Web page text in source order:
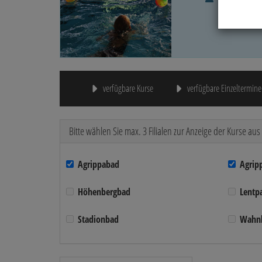
verfügbare Kurse verfügbare Einzeltermine
Bitte wählen Sie max. 3 Filialen zur Anzeige der Kurse aus
Agrippabad
Höhenbergbad
Stadionbad